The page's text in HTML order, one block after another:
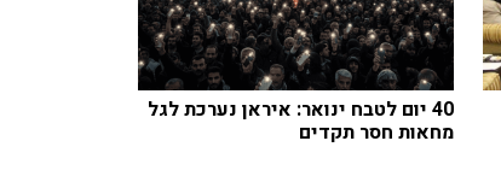
40 יום לטבח ינואר: איראן נערכת לגל
מחאות חסר תקדים